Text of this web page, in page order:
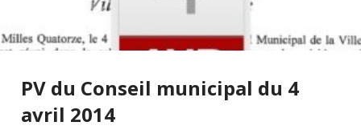
PV du Conseil municipal du 4
avril 2014